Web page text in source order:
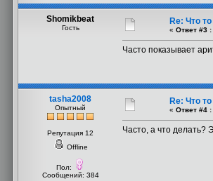
Shomikbeat
Гость
Re: Что
« Ответ #3 :
Часто показывает
tasha2008
Опытный
Репутация 12
Offline
Пол:
Сообщений: 384
Re: Что
« Ответ #4 :
Часто, а что делать?